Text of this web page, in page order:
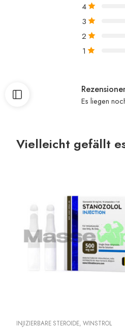
4
3
2
1
Es liegen
Vielleicht gefällt
INJIZIERBARE STEROIDE, WINSTROL